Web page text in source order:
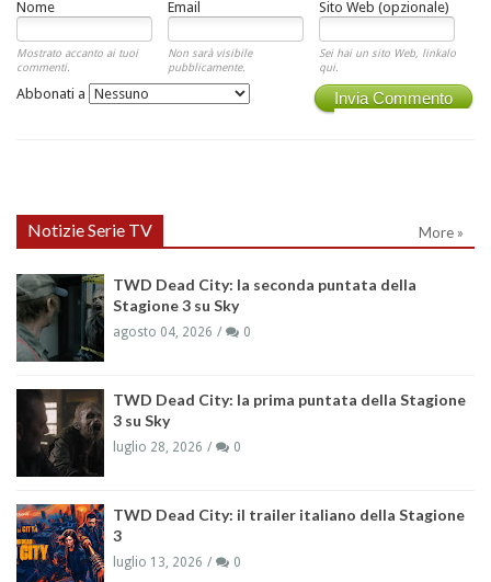
Nome Email Sito Web (opzionale)
Mostrato accanto ai tuoi
commenti.
Non sarà visibile
pubblicamente.
Sei hai un sito Web, linkalo
qui.
Invia Commento
Abbonati a
Notizie Serie TV More »
TWD Dead City: la seconda puntata della
Stagione 3 su Sky
agosto 04, 2026 0
TWD Dead City: la prima puntata della Stagione
3 su Sky
luglio 28, 2026 0
TWD Dead City: il trailer italiano della Stagione
3
luglio 13, 2026 0